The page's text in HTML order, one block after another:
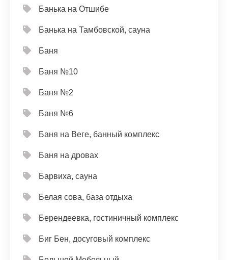
Банька на Отшибе
Банька на Тамбовской, сауна
Баня
Баня №10
Баня №2
Баня №6
Баня на Веге, банный комплекс
Баня на дровах
Барвиха, сауна
Белая сова, база отдыха
Берендеевка, гостиничный комплекс
Биг Бен, досуговый комплекс